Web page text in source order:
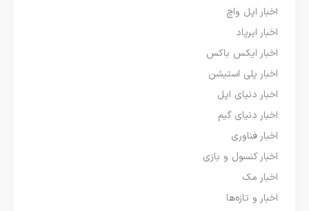
اخبار اپل واچ
اخبار ایرپاد
اخبار ایکس باکس
اخبار پلی استیشن
اخبار دنیای اپل
اخبار دنیای گیم
اخبار فناوری
اخبار کنسول و بازی
اخبار مک
اخبار و تازه‌ها